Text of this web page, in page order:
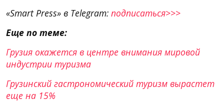
«Smart Press» в Telegram: подписаться>>>
Еще по теме:
Грузия окажется в центре внимания мировой
индустрии туризма
Грузинский гастрономический туризм вырастет
еще на 15%